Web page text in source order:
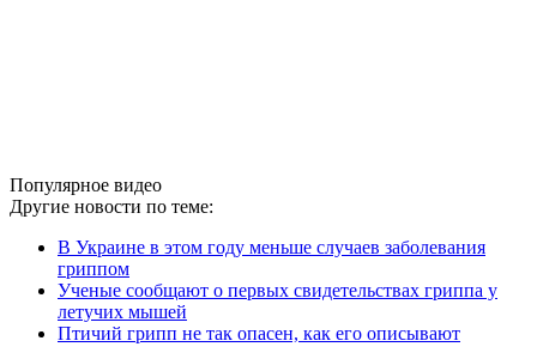
Популярное видео
Другие новости по теме:
В Украине в этом году меньше случаев заболевания
гриппом
Ученые сообщают о первых свидетельствах гриппа у
летучих мышей
Птичий грипп не так опасен, как его описывают